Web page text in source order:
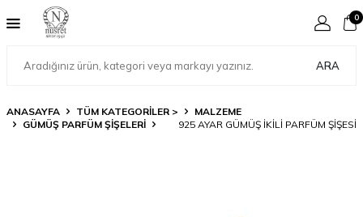
ARA
0
ANASAYFA TÜM KATEGORİLER >
MALZEME
GÜMÜŞ PARFÜM ŞIŞELERI
925 AYAR GÜMÜŞ İKILI PARFÜM ŞIŞESI